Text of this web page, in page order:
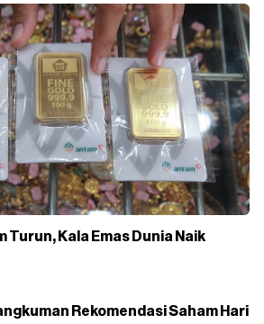
Turun, Kala Emas Dunia Naik
Rekomendasi Saham Hari